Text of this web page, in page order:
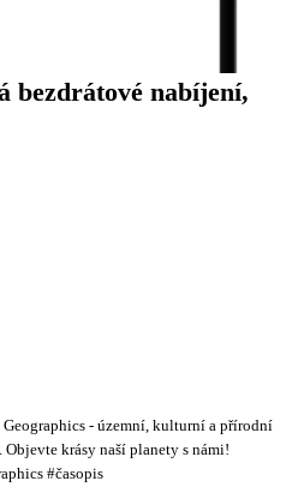
bezdrátové nabíjení,
- územní, kulturní a přírodní
krásy naší planety s námi!
#časopis